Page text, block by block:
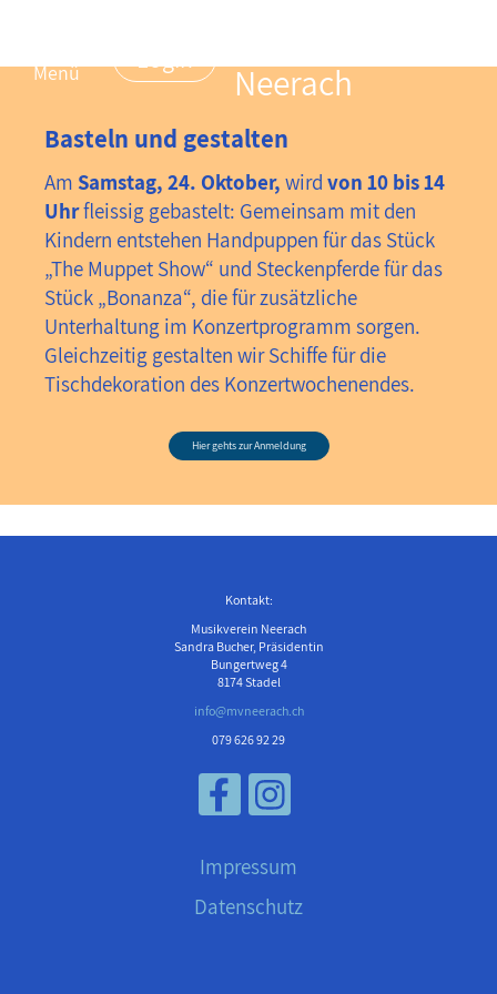
Neerach
Login
Menü
Basteln und gestalten
Am Samstag, 24. Oktober, wird von 10 bis 14
Uhrfleissig gebastelt: Gemeinsam mit den
Kindern entstehen Handpuppen für das Stück
„The Muppet Show“ und Steckenpferde für das
Stück „Bonanza“, die für zusätzliche
Unterhaltung im Konzertprogramm sorgen.
Gleichzeitig gestalten wir Schiffe für die
Tischdekoration des Konzertwochenendes.
Hier gehts zur Anmeldung
Kontakt:
Musikverein Neerach
Sandra Bucher, Präsidentin
Bungertweg 4
8174 Stadel
info@mvneerach.ch
079 626 92 29
Impressum
Datenschutz